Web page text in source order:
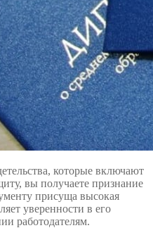
которые включают
вы получаете признание
присуща высокая
уверенности в его
работодателям.